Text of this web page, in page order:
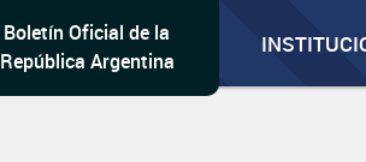
Boletín Oficial de la
República Argentina